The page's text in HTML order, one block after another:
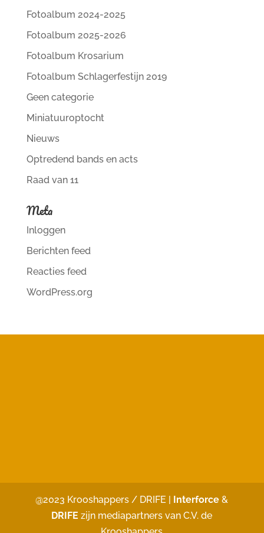
Fotoalbum 2024-2025
Fotoalbum 2025-2026
Fotoalbum Krosarium
Fotoalbum Schlagerfestijn 2019
Geen categorie
Miniatuuroptocht
Nieuws
Optredend bands en acts
Raad van 11
Meta
Inloggen
Berichten feed
Reacties feed
WordPress.org
@2023 Krooshappers / DRIFE | Interforce&
DRIFE zijn mediapartners van C.V. de